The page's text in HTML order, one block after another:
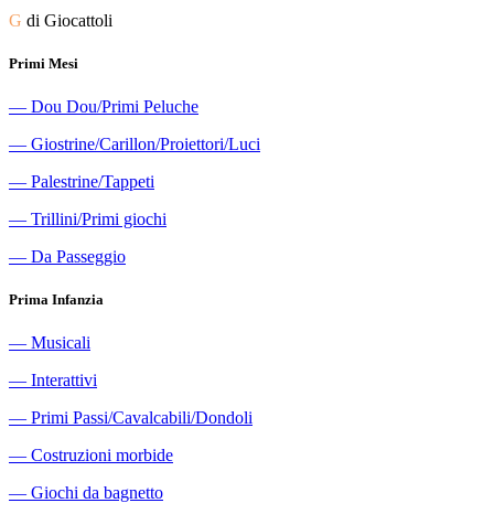
G di Giocattoli
Primi Mesi
― Dou Dou/Primi Peluche
― Giostrine/Carillon/Proiettori/Luci
― Palestrine/Tappeti
― Trillini/Primi giochi
― Da Passeggio
Prima Infanzia
― Musicali
― Interattivi
― Primi Passi/Cavalcabili/Dondoli
― Costruzioni morbide
― Giochi da bagnetto